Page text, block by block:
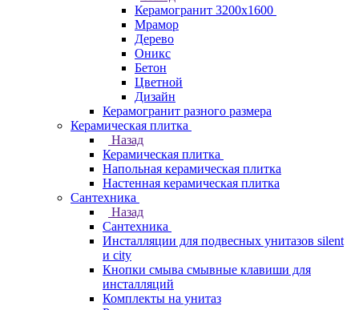
Керамогранит 3200х1600
Мрамор
Дерево
Оникс
Бетон
Цветной
Дизайн
Керамогранит разного размера
Керамическая плитка
Назад
Керамическая плитка
Напольная керамическая плитка
Настенная керамическая плитка
Сантехника
Назад
Сантехника
Инсталляции для подвесных унитазов silent
и city
Кнопки смыва смывные клавиши для
инсталляций
Комплекты на унитаз